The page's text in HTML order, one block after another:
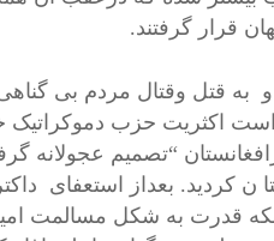
قرار گرفتند.
قتل وقتال مردم بی گناهی
اکثریت حزب دموکراتیک
“تصمیم عجولانه
کردید. بعداز استعفای
قدرت به شکل مسالمت